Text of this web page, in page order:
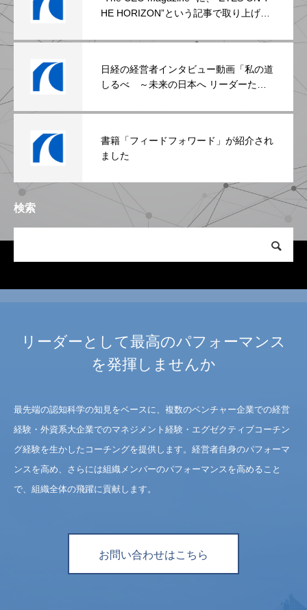
HE HORIZON”という記事で取り上げら
日経の経営者インタビュー動画「私の道
しるべ ～未来の日本へ リーダーたち
書籍「フィードフォワード」が紹介され
ました
検索
リーダーとして最高のパフォーマンス
を発揮しませんか
最先端の認知科学の知見をベースに、複数のベンチャー企業での経営
経験・外資系大企業でのマネジメント経験・エグゼクティブコーチン
グ経験を生かしたコーチングを提供します。経営者自身のパフォーマ
ンスを高め、さらには組織メンバーのパフォーマンスを高めること
で、組織全体の飛躍に貢献します。
お問い合わせはこちら